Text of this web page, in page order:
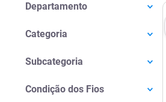
Departamento
Cabelos
Categoria
Produtos Para Os Homens
Cuidados Com A Barba
Subcategoria
Coloração E Tintura
Condição dos Fios